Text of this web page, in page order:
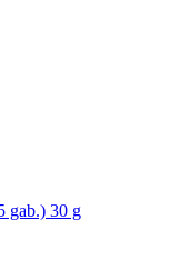
gab.) 30 g